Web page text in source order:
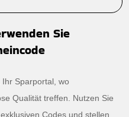
Sie
Sparportal, wo
Qualität treffen. Nutzen Sie
Codes und stellen